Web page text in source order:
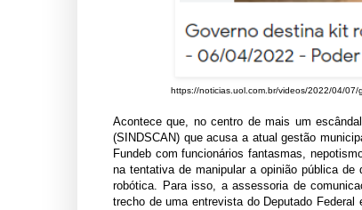
https://noticias.uol.com.br/videos/2022/04/07/
Acontece que, no centro de mais um
(SINDSCAN) que acusa a atual gestão
Fundeb com funcionários fantasmas,
na tentativa de manipular a opinião pública
robótica. Para isso, a assessoria de
trecho de uma entrevista do Deputado